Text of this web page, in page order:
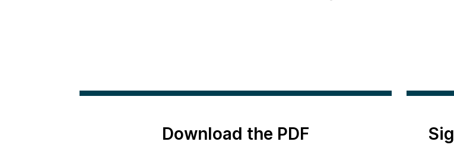
Download the PDF